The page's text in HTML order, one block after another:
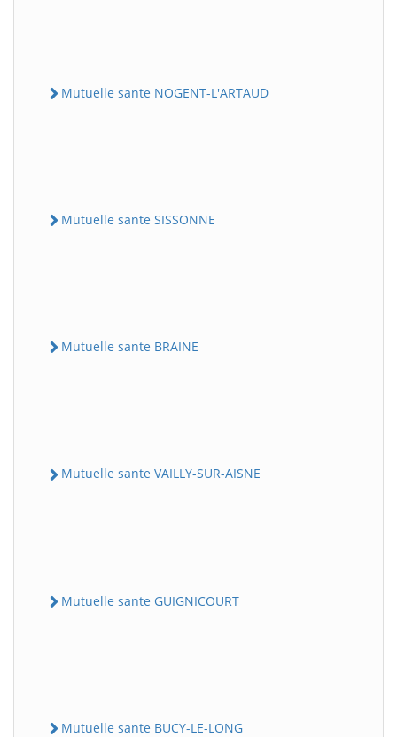
Mutuelle sante NOGENT-L'ARTAUD
Mutuelle sante SISSONNE
Mutuelle sante BRAINE
Mutuelle sante VAILLY-SUR-AISNE
Mutuelle sante GUIGNICOURT
Mutuelle sante BUCY-LE-LONG